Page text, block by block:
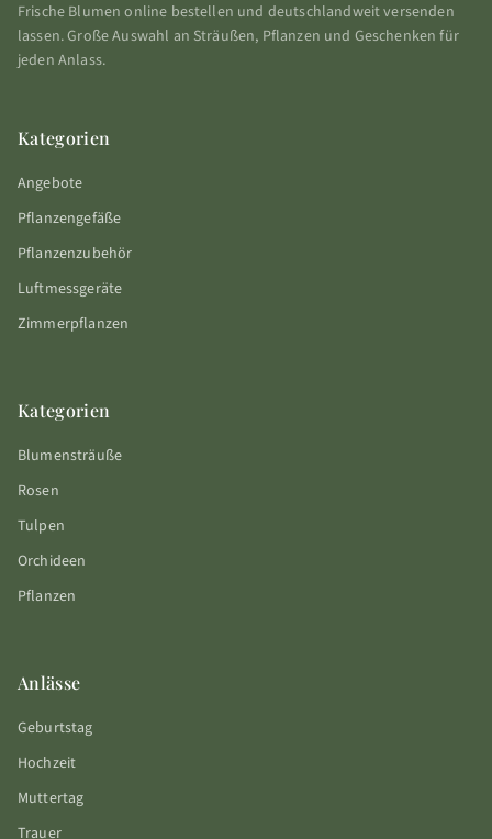
Frische Blumen online bestellen und deutschlandweit versenden
lassen. Große Auswahl an Sträußen, Pflanzen und Geschenken für
jeden Anlass.
Kategorien
Angebote
Pflanzengefäße
Pflanzenzubehör
Luftmessgeräte
Zimmerpflanzen
Kategorien
Blumensträuße
Rosen
Tulpen
Orchideen
Pflanzen
Anlässe
Geburtstag
Hochzeit
Muttertag
Trauer